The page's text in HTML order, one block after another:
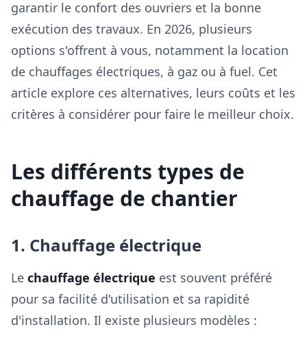
garantir le confort des ouvriers et la bonne
exécution des travaux. En 2026, plusieurs
options s'offrent à vous, notamment la location
de chauffages électriques, à gaz ou à fuel. Cet
article explore ces alternatives, leurs coûts et les
critères à considérer pour faire le meilleur choix.
Les différents types de
chauffage de chantier
1. Chauffage électrique
Le chauffage électrique est souvent préféré
pour sa facilité d'utilisation et sa rapidité
d'installation. Il existe plusieurs modèles :